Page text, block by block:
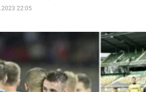
Ukrainie
22:05